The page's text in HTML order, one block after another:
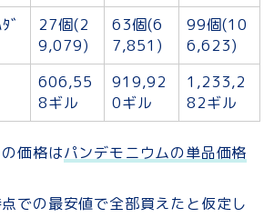
ﾞ
27個(2
9,079)
63個(6
7,851)
99個(10
6,623)
606,55
8ギル
919,92
0ギル
1,233,2
82ギル
価格はパンデモニウムの単品価格
での最安値で全部買えたと仮定し